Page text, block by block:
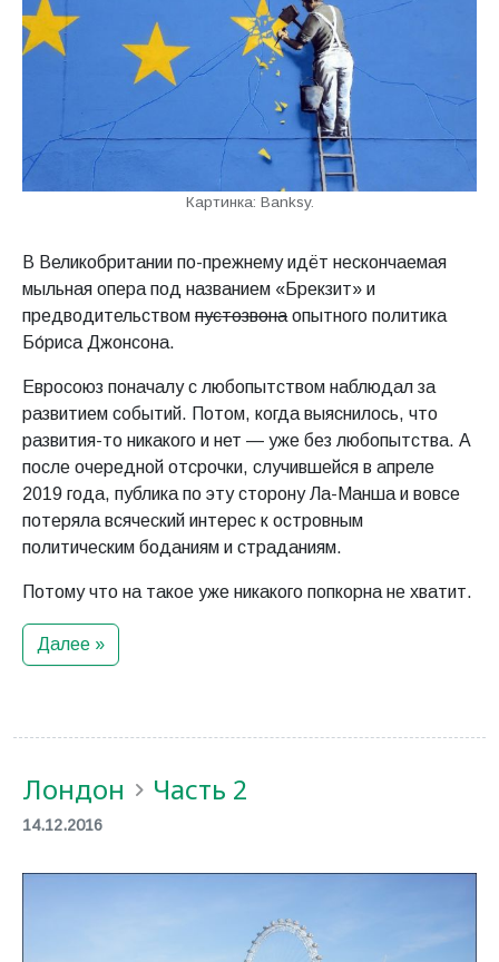
Картинка: Banksy.
В Великобритании по-прежнему идёт нескончаемая
мыльная опера под названием «Брекзит» и
предводительством пустозвона опытного политика
Бо́риса Джонсона.
Евросоюз поначалу с любопытством наблюдал за
развитием событий. Потом, когда выяснилось, что
развития-то никакого и нет — уже без любопытства. А
после очередной отсрочки, случившейся в апреле
2019 года, публика по эту сторону Ла-Манша и вовсе
потеряла всяческий интерес к островным
политическим боданиям и страданиям.
Потому что на такое уже никакого попкорна не хватит.
Далее »
Лондон Часть 2
14.12.2016